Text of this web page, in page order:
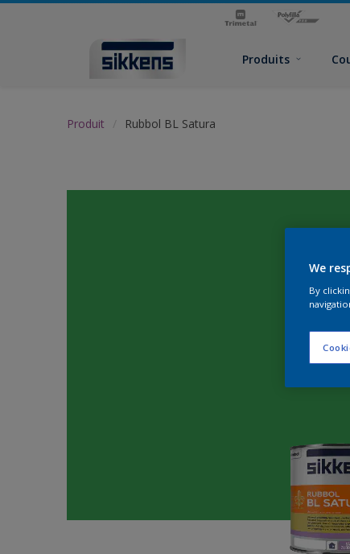
Produits
Produit Rubbol BL Satura
We
By